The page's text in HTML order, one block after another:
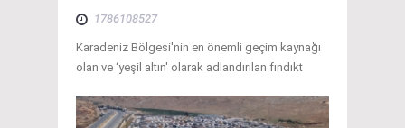
1786108527
Karadeniz Bölgesi'nin en önemli geçim kaynağı
olan ve ‘yeşil altın' olarak adlandırılan fındıkt